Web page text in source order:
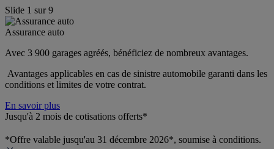
Slide 1 sur9
Assurance auto
Avec 3 900 garages agréés, bénéficiez de nombreux avantages.
Avantages applicables en cas de sinistre automobile garanti dans les
conditions et limites de votre contrat.
En savoir plus
Jusqu'à 2 mois de cotisations offerts*
*Offre valable jusqu'au 31 décembre 2026*, soumise à conditions.